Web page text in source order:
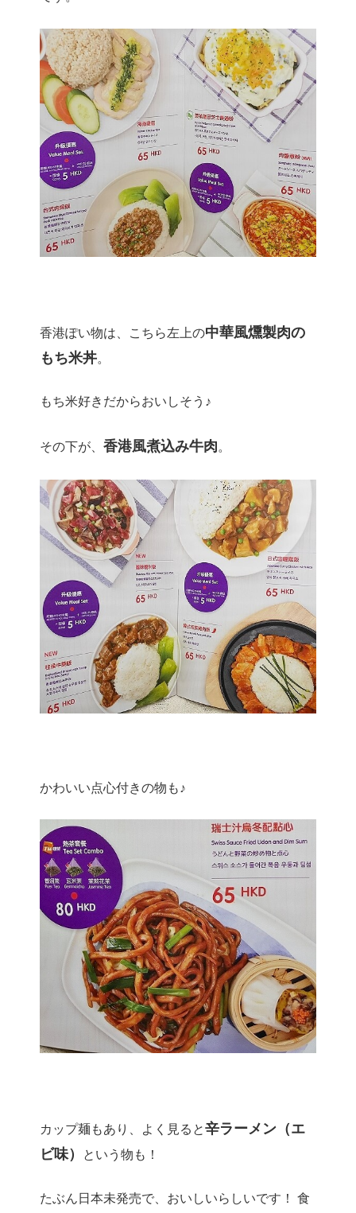
香港ぽい物は、こちら左上の中華風燻製肉の
もち米丼。
もち米好きだからおいしそう♪
その下が、 香港風煮込み牛肉。
かわいい点心付きの物も♪
カップ麺もあり、よく見ると辛ラーメン（エ
ビ味）
という物も！
たぶん日本未発売で、おいしいらしいです！ 食